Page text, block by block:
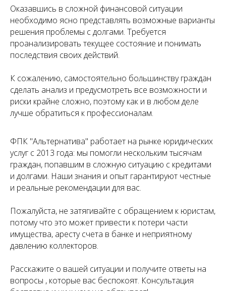
Оказавшись в сложной финансовой ситуации
необходимо ясно представлять возможные варианты
решения проблемы с долгами. Требуется
проанализировать текущее состояние и понимать
последствия своих действий.
К сожалению, самостоятельно большинству граждан
сделать анализ и предусмотреть все возможности и
риски крайне сложно, поэтому как и в любом деле
лучше обратиться к профессионалам.
ФПК "Альтернатива" работает на рынке юридических
услуг с 2013 года: мы помогли нескольким тысячам
граждан, попавшим в сложную ситуацию с кредитами
и долгами. Наши знания и опыт гарантируют честные
и реальные рекомендации для вас.
Пожалуйста, не затягивайте с обращением к юристам,
потому что это может привести к потери части
имущества, аресту счета в банке и неприятному
давлению коллекторов.
Расскажите о вашей ситуации и получите ответы на
вопросы , которые вас беспокоят. Консультация